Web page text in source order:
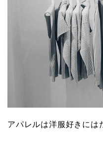
アパレルは洋服好きには